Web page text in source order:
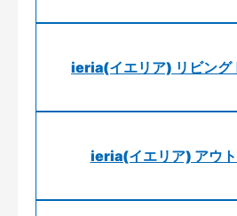
ieria(イエリア) リビング
ieria(イエリア) アウ